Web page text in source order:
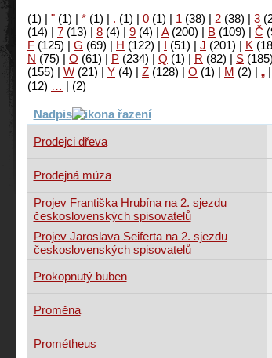
(1) | " (1) | * (1) | . (1) | 0 (1) | 1 (38) | 2 (38) | 3
(14) | 7 (13) | 8 (4) | 9 (4) | A(200) | B (109) | Č
F (125) | G (69) | H (122) | I (51) | J (201) | K
N (75) | O (61) | P (234) | Q (1) | R (82) | S (185)
(155) | W (21) | Y (4) | Z (128) | Ο (1) | М (2) | |
„
(2)
|
…
(12)
Nadpis
Prodejci dřeva
Prodejná múza
Projev Františka Hrubína na 2. sjezdu
československých spisovatelů
Projev Jaroslava Seiferta na 2. sjezdu
československých spisovatelů
Prokopnutý buben
Proměna
Prométheus